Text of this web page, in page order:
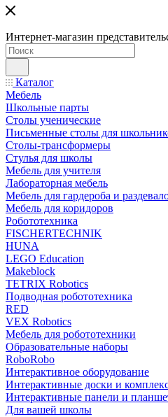
Интернет-магазин
Каталог
Мебель
Школьные парты
Столы ученические
Письменные столы для
Столы-трансформеры
Стулья для школы
Мебель для учителя
Лабораторная мебель
Мебель для гардероба и
Мебель для коридоров
Робототехника
FISCHERTECHNIK
HUNA
LEGO Education
Makeblock
TETRIX Robotics
Подводная робототехника
RED
VEX Robotics
Мебель для робототехники
Образовательные наборы
RoboRobo
Интерактивное оборудование
Интерактивные доски и
Интерактивные панели и
Для вашей школы